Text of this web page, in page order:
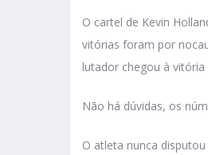
O cartel de Kevin
vitórias foram por
lutador chegou à
Não há dúvidas, os
O atleta nunca